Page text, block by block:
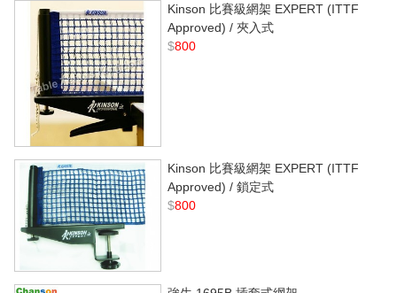
Kinson 比賽級網架 EXPERT (ITTF
Approved) / 夾入式
$800
Kinson 比賽級網架 EXPERT (ITTF
Approved) / 鎖定式
$800